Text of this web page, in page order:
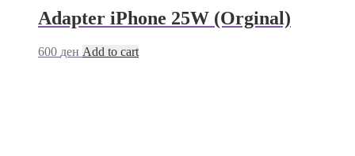
Adapter iPhone 25W (Orginal)
600 ден Add to cart